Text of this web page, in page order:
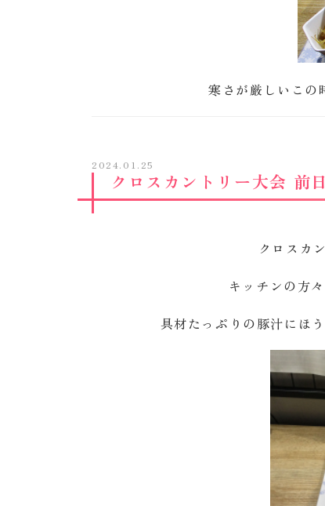
寒さが厳しいこの
2024.01.25
クロスカントリー大会 前
クロスカ
キッチンの方
具材たっぷりの豚汁にほ